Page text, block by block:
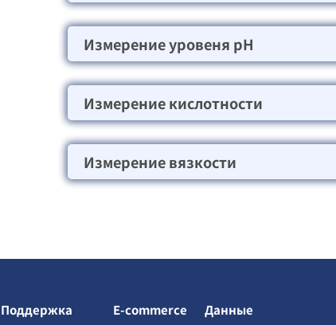
Измерение уровеня pH
Измерение кислотности
Измерение вязкости
Поддержка
E-commerce Данные